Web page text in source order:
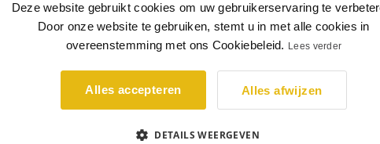
Alle plinten vanaf 12 mm dikte hebben een kabelgoot. Deze is groot
genoeg om één flexibele kabel achter te verwerken. Bij plinten met
een dikte van 15mm of 18mm kunnen er meerdere kabels achter
geplaatst worden.
Heb je meer ruimte nodig, dan kun je overzetplinten bestellen. Bij
Deze website gebruikt cookies om uw gebruikerservaring te
Door onze website te gebruiken, stemt u in met alle cookies in
overeenstemming met ons Cookiebeleid. Lees verder
Alles accepteren Alles afwijzen
DETAILS WEERGEVEN